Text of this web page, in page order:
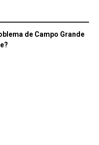
de Campo Grande